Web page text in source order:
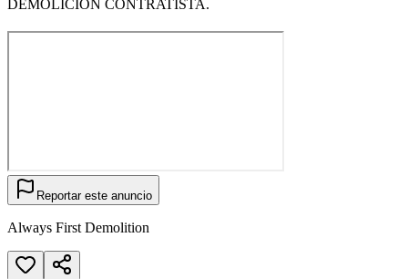
DEMOLICIÓN CONTRATISTA.
Reportar este anuncio
Always First Demolition